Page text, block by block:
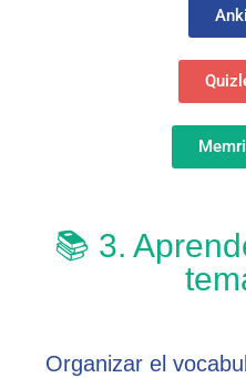
📚 3.
Organizar el